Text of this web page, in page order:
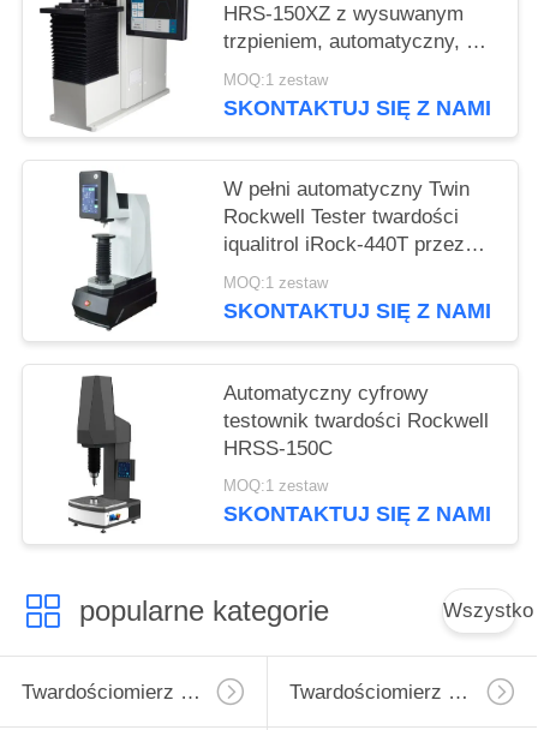
HRS-150XZ z wysuwanym
trzpieniem, automatyczny, do
pomiarów zwykłych i
powierzchownych
MOQ:1 zestaw
SKONTAKTUJ SIĘ Z NAMI
W pełni automatyczny Twin
Rockwell Tester twardości
iqualitrol iRock-440T przez
jeden klucz operacji
MOQ:1 zestaw
SKONTAKTUJ SIĘ Z NAMI
Automatyczny cyfrowy
testownik twardości Rockwell
HRSS-150C
MOQ:1 zestaw
SKONTAKTUJ SIĘ Z NAMI
popularne kategorie Wszystko
Twardościomierz Micro Vickers Twardościomierz Vickersa